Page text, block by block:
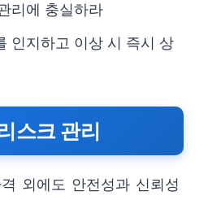
리에 충실하라
인지하고 이상 시 즉시 상
스크 관리
외에도 안전성과 신뢰성